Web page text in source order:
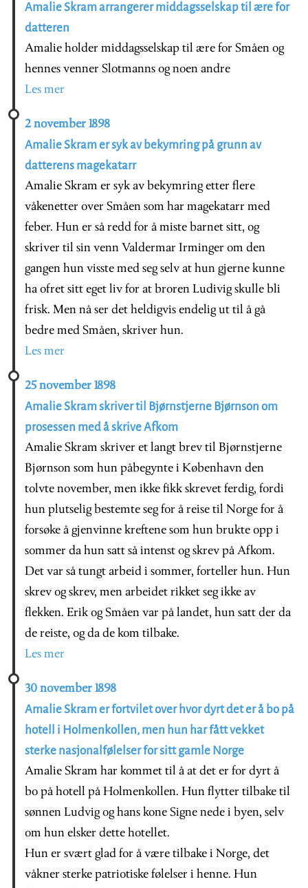
Amalie Skram arrangerer middagsselskap til ære for
datteren
Amalie holder middagsselskap til ære for Småen og
hennes venner Slotmanns og noen andre
Les mer
2 november 1898
Amalie Skram er syk av bekymring på grunn av
datterens magekatarr
Amalie Skram er syk av bekymring etter flere
våkenetter over Småen som har magekatarr med
feber. Hun er så redd for å miste barnet sitt, og
skriver til sin venn Valdermar Irminger om den
gangen hun visste med seg selv at hun gjerne kunne
ha ofret sitt eget liv for at broren Ludivig skulle bli
frisk. Men nå ser det heldigvis endelig ut til å gå
bedre med Småen, skriver hun.
Les mer
25 november 1898
Amalie Skram skriver til Bjørnstjerne Bjørnson om
prosessen med å skrive Afkom
Amalie Skram skriver et langt brev til Bjørnstjerne
Bjørnson som hun påbegynte i København den
tolvte november, men ikke fikk skrevet ferdig, fordi
hun plutselig bestemte seg for å reise til Norge for å
forsøke å gjenvinne kreftene som hun brukte opp i
sommer da hun satt så intenst og skrev på Afkom.
Det var så tungt arbeid i sommer, forteller hun. Hun
skrev og skrev, men arbeidet rikket seg ikke av
flekken. Erik og Småen var på landet, hun satt der da
de reiste, og da de kom tilbake.
Les mer
30 november 1898
Amalie Skram er fortvilet over hvor dyrt det er å bo på
hotell i Holmenkollen, men hun har fått vekket
sterke nasjonalfølelser for sitt gamle Norge
Amalie Skram har kommet til å at det er for dyrt å
bo på hotell på Holmenkollen. Hun flytter tilbake til
sønnen Ludvig og hans kone Signe nede i byen, selv
om hun elsker dette hotellet.
Hun er svært glad for å være tilbake i Norge, det
våkner sterke patriotiske følelser i henne. Hun